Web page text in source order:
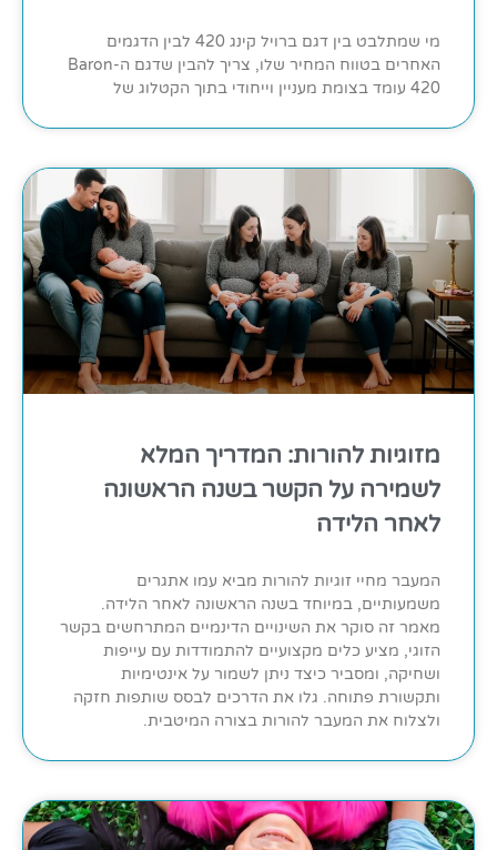
מי שמתלבט בין דגם ברויל קינג 420 לבין הדגמים
האחרים בטווח המחיר שלו, צריך להבין שדגם ה-Baron
420 עומד בצומת מעניין וייחודי בתוך הקטלוג של
מזוגיות להורות: המדריך המלא
לשמירה על הקשר בשנה הראשונה
לאחר הלידה
המעבר מחיי זוגיות להורות מביא עמו אתגרים
משמעותיים, במיוחד בשנה הראשונה לאחר הלידה.
מאמר זה סוקר את השינויים הדינמיים המתרחשים בקשר
הזוגי, מציע כלים מקצועיים להתמודדות עם עייפות
ושחיקה, ומסביר כיצד ניתן לשמור על אינטימיות
ותקשורת פתוחה. גלו את הדרכים לבסס שותפות חזקה
ולצלוח את המעבר להורות בצורה המיטבית.